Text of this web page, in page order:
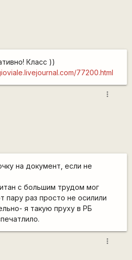
Класс ))
77200.html
more_vert
на документ, если не
с большим трудом мог
пару раз просто не осилили
я такую пруху в РБ
more_vert